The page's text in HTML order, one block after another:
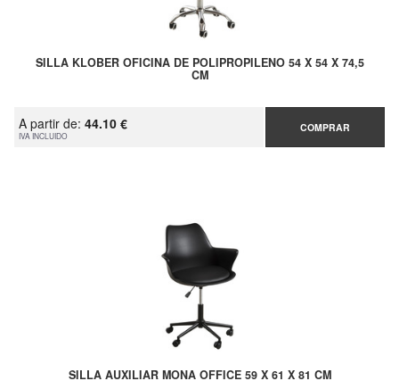
SILLA KLOBER OFICINA DE POLIPROPILENO 54 X 54 X 74,5
CM
A partir de: 44.10 €
IVA INCLUIDO
COMPRAR
SILLA AUXILIAR MONA OFFICE 59 X 61 X 81 CM